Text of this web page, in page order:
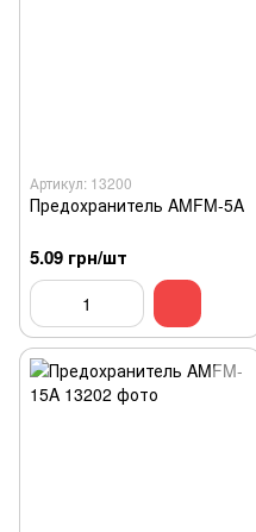
Артикул: 13200
Предохранитель AMFM-5A
5.09 грн/шт